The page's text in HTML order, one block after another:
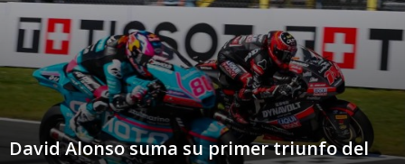
David Alonso suma su primer triunfo del